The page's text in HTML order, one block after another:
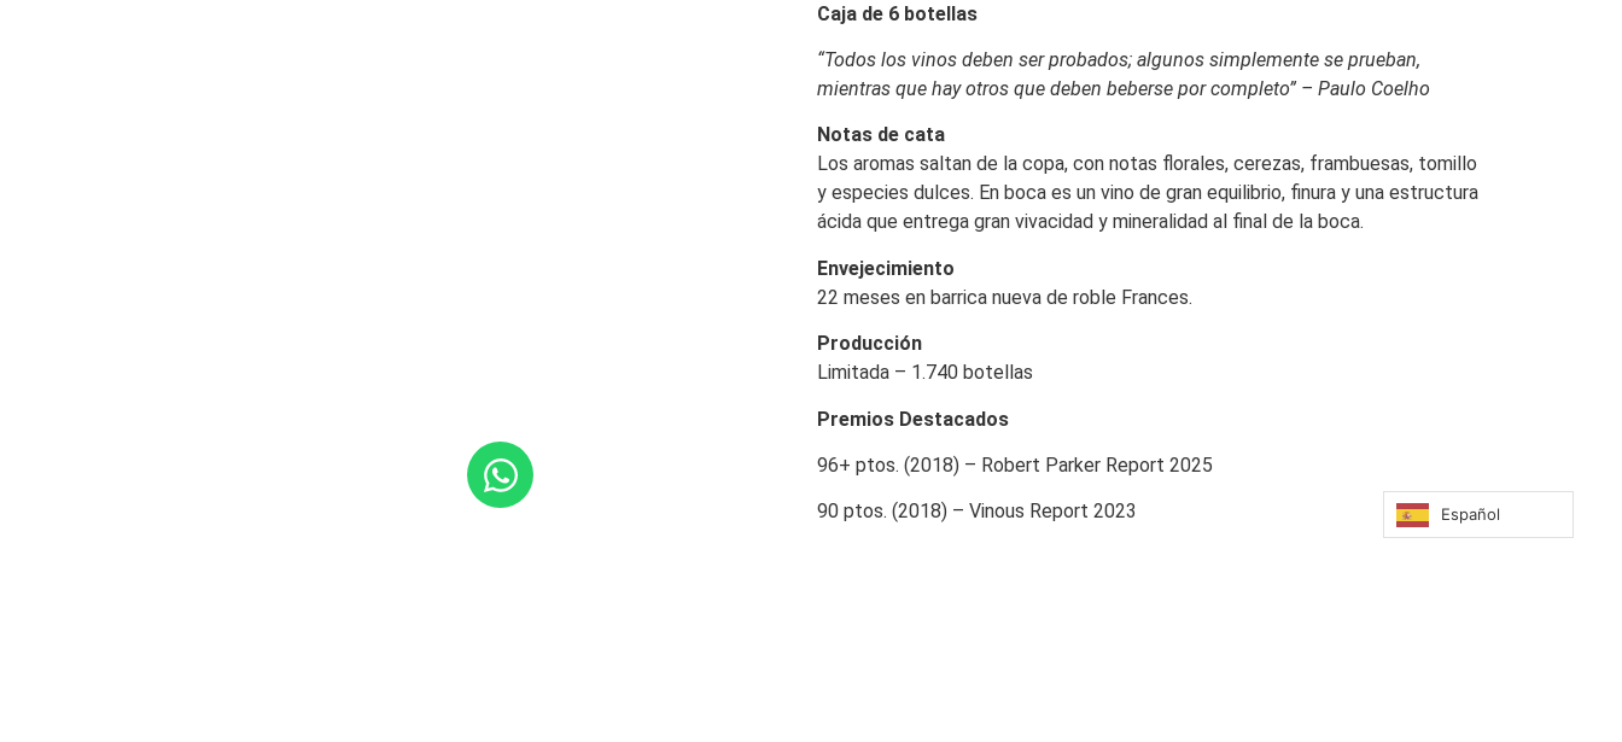
Caja de 6 botellas
“Todos los vinos deben ser probados; algunos simplemente se prueban,
mientras que hay otros que deben beberse por completo” – Paulo Coelho
Notas de cata
Los aromas saltan de la copa, con notas florales, cerezas, frambuesas, tomillo
y especies dulces. En boca es un vino de gran equilibrio, finura y una estructura
ácida que entrega gran vivacidad y mineralidad al final de la boca.
Envejecimiento
22 meses en barrica nueva de roble Frances.
Producción
Limitada – 1.740 botellas
Premios Destacados
96+ ptos. (2018) – Robert Parker Report 2025
90 ptos. (2018) – Vinous Report 2023 Español